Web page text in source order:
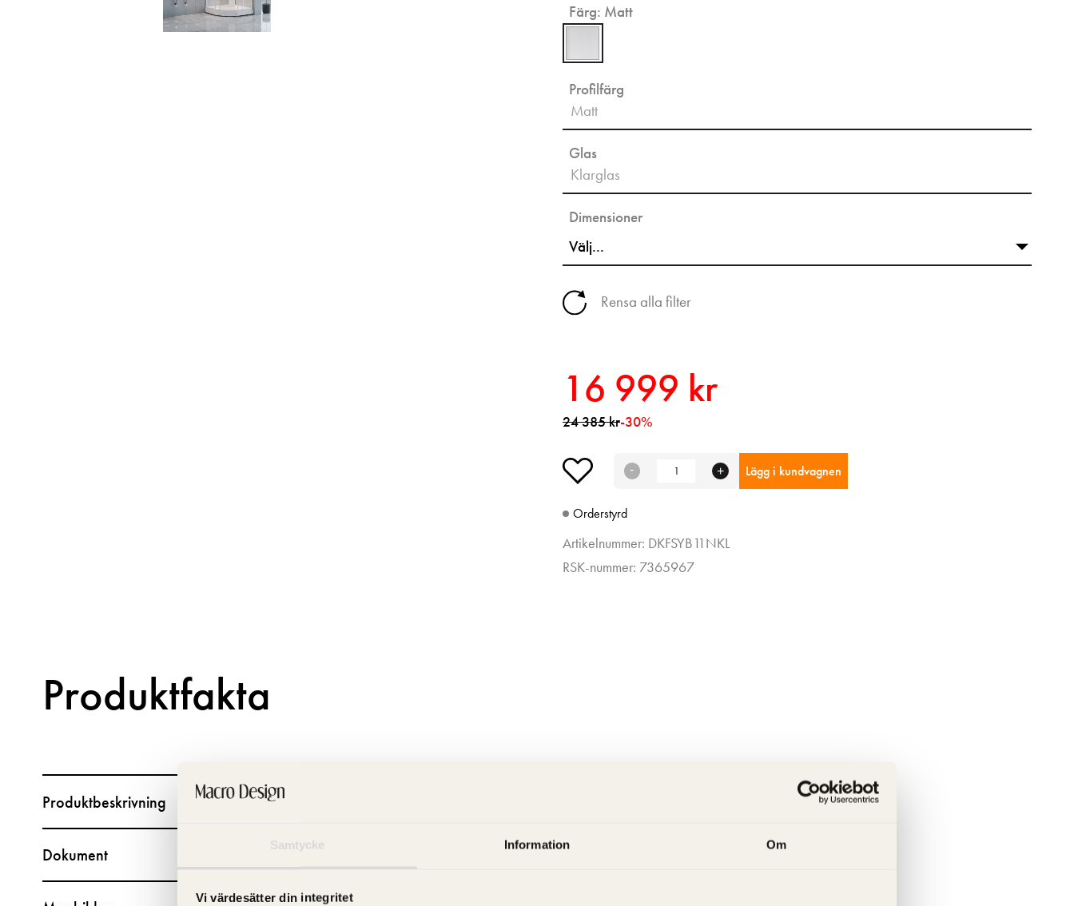
Samtycke Information Om
Vi värdesätter din integritet
Färg: Matt
Profilfärg
Matt
Glas
Klarglas
Dimensioner
Rensa alla filter
16 999 kr
24 385 kr-30%
Lägg i kundvagnen
Orderstyrd
Artikelnummer: DKFSYB11NKL
RSK-nummer: 7365967
Produktfakta
Produktbeskrivning
Dokument